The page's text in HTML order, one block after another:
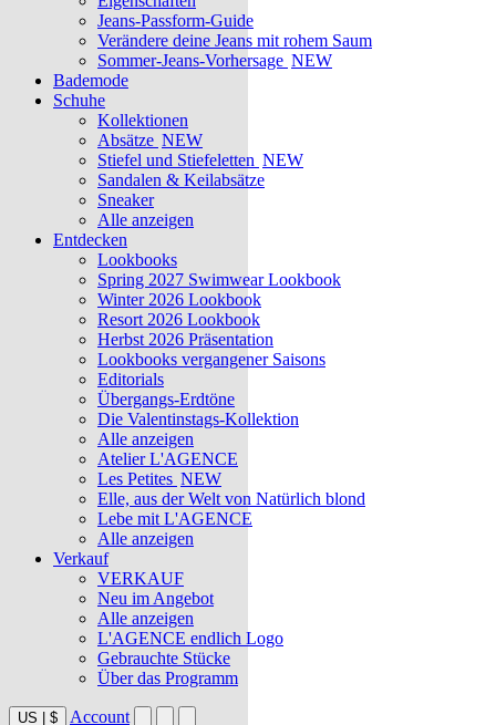
Jeans-Passform-Guide
Verändere deine Jeans mit rohem Saum
Sommer-Jeans-Vorhersage NEW
Bademode
Schuhe
Kollektionen
Absätze NEW
Stiefel und Stiefeletten NEW
Sandalen & Keilabsätze
Sneaker
Alle anzeigen
Entdecken
Lookbooks
Spring 2027 Swimwear Lookbook
Winter 2026 Lookbook
Resort 2026 Lookbook
Herbst 2026 Präsentation
Lookbooks vergangener Saisons
Editorials
Übergangs-Erdtöne
Die Valentinstags-Kollektion
Alle anzeigen
Atelier L'AGENCE
Les Petites NEW
Elle, aus der Welt von Natürlich blond
Lebe mit L'AGENCE
Alle anzeigen
Verkauf
VERKAUF
Neu im Angebot
Alle anzeigen
L'AGENCE endlich Logo
Gebrauchte Stücke
Über das Programm
US $ Account